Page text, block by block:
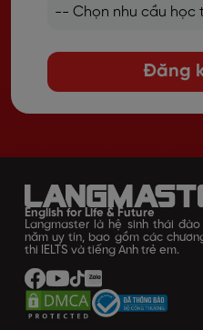
Đăng
English for Life & Future
Langmaster là hệ sinh thái
năm uy tín, bao gồm các
thi IELTS và tiếng Anh trẻ em.